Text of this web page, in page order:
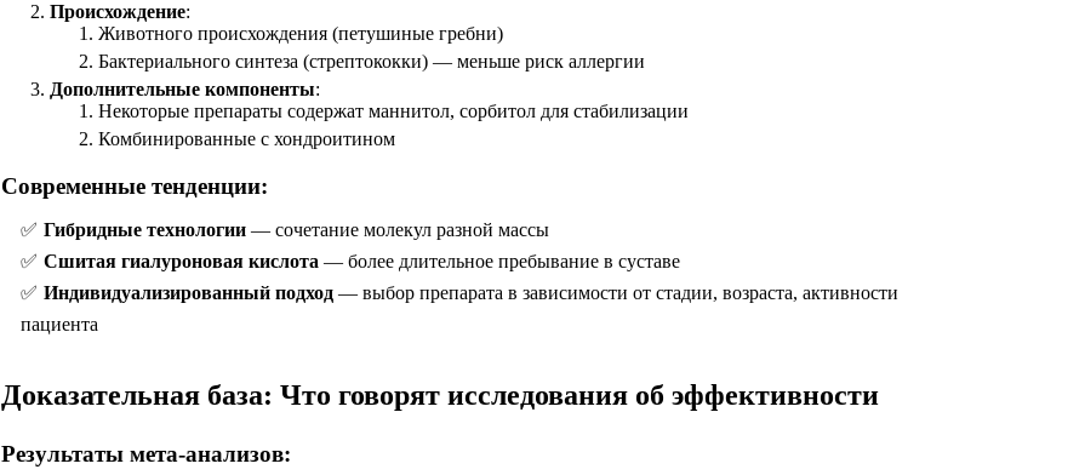
Происхождение:
Животного происхождения (петушиные гребни)
Бактериального синтеза (стрептококки) — меньше риск аллергии
Дополнительные компоненты:
Некоторые препараты содержат маннитол, сорбитол для стабилизации
Комбинированные с хондроитином
Современные тенденции:
Гибридные технологии— сочетание молекул разной массы
Сшитая гиалуроновая кислота — более длительное пребывание в суставе
Индивидуализированный подход— выбор препарата в зависимости от стадии, возраста, активности
пациента
Доказательная база: Что говорят исследования об эффективности
Результаты мета-анализов: